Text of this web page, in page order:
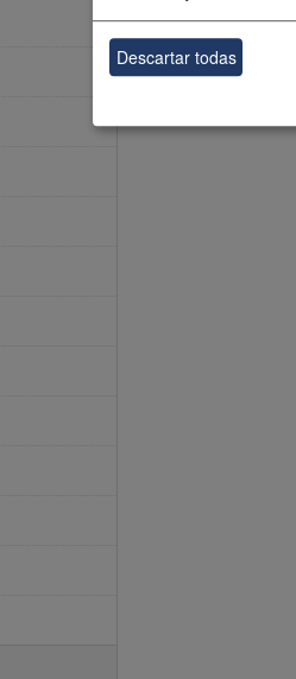
Descartar todas